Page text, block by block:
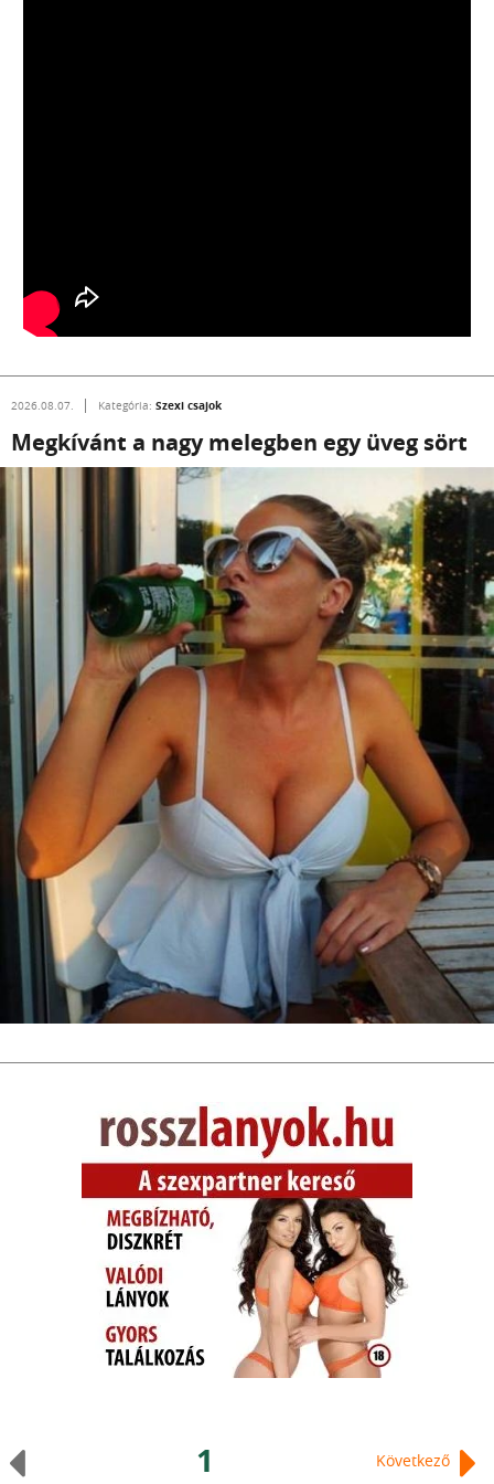
2026.08.07. Kategória: Szexi csajok
Megkívánt a nagy melegben egy üveg sört
Következő
1